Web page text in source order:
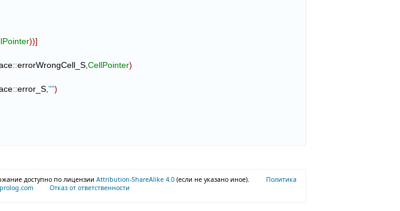
))]
::errorWrongCell_S,CellPointer)
::error_S,"")
доступно по лицензии Attribution-ShareAlike 4.0 (если не указано иное).
Политика
Отказ от ответственности